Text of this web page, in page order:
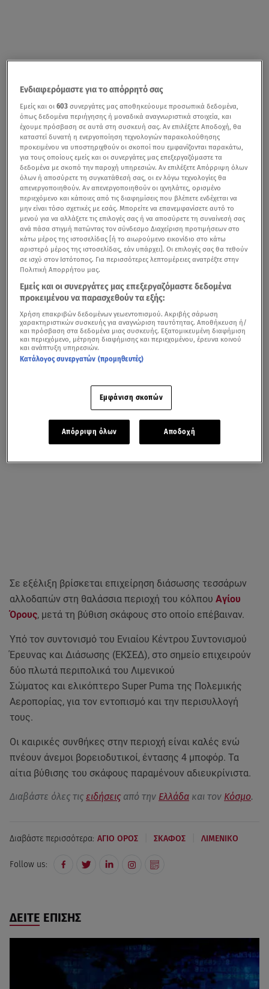
Σε εξέλιξη βρίσκεται επιχείρηση διάσωσης τεσσάρων
αλλοδαπών στη θαλάσσια περιοχή του κόλπου Αγίου
Όρους, μετά τη βύθιση σκάφους στο οποίο επέβαιναν.
Υπό τον συντονισμό του Ενιαίου Κέντρου Συντονισμού
Έρευνας και Διάσωσης (ΕΚΣΕΔ), στο σημείο επιχειρούν
δύο πλωτά περιπολικά του Λιμενικού
Σώματος και ελικόπτερο Super Puma της Πολεμικής
Αεροπορίας, για τον εντοπισμό και την περισυλλογή
τους.
Οι καιρικές συνθήκες στην περιοχή είναι καλές ενώ
πνέουν άνεμοι βορειοδυτικοί, έντασης 4 μποφόρ. Τα
αίτια βύθισης του σκάφους παραμένουν αδιευκρίνιστα.
Διαβάστε όλες τις ειδήσεις από την Ελλάδα και τον Κόσμο.
Διαβάστε περισσότερα: ΑΓΙΟ ΟΡΟΣ ΣΚΑΦΟΣ ΛΙΜΕΝΙΚΟ
Follow us:
ΔΕΙΤΕ ΕΠΙΣΗΣ
Ενδιαφερόμαστε για το απόρρητό σας
Εμείς και οι603 συνεργάτες μας αποθηκεύουμε προσωπικά δεδομένα,
όπως δεδομένα περιήγησης ή μοναδικά αναγνωριστικά στοιχεία, και
έχουμε πρόσβαση σε αυτά στη συσκευή σας. Αν επιλέξετε Αποδοχή, θα
καταστεί δυνατή η ενεργοποίηση τεχνολογιών παρακολούθησης
προκειμένου να υποστηριχθούν οι σκοποί που εμφανίζονται παρακάτω,
για τους οποίους εμείς και οι συνεργάτες μας επεξεργαζόμαστε τα
δεδομένα με σκοπό την παροχή υπηρεσιών. Αν επιλέξετε Απόρριψη όλων
όλων ή αποσύρετε τη συγκατάθεσή σας, οι εν λόγω τεχνολογίες θα
απενεργοποιηθούν. Αν απενεργοποιηθούν οι ιχνηλάτες, ορισμένο
περιεχόμενο και κάποιες από τις διαφημίσεις που βλέπετε ενδέχεται να
μην είναι τόσο σχετικές με εσάς. Μπορείτε να επανεμφανίσετε αυτό το
μενού για να αλλάξετε τις επιλογές σας ή να αποσύρετε τη συναίνεσή σας
ανά πάσα στιγμή πατώντας τον σύνδεσμο Διαχείριση προτιμήσεων στο
κάτω μέρος της ιστοσελίδας [ή το αιωρούμενο εικονίδιο στο κάτω
αριστερό μέρος της ιστοσελίδας, εάν υπάρχει]. Οι επιλογές σας θα τεθούν
σε ισχύ στον Ιστότοπος. Για περισσότερες λεπτομέρειες ανατρέξτε στην
Πολιτική Απορρήτου μας.
Εμείς και οι συνεργάτες μας επεξεργαζόμαστε δεδομένα
προκειμένου να παρασχεθούν τα εξής:
Χρήση επακριβών δεδομένων γεωεντοπισμού. Ακριβής σάρωση
χαρακτηριστικών συσκευής για αναγνώριση ταυτότητας. Αποθήκευση ή/
και πρόσβαση στα δεδομένα μιας συσκευής. Εξατομικευμένη διαφήμιση
και περιεχόμενο, μέτρηση διαφήμισης και περιεχομένου, έρευνα κοινού
και ανάπτυξη υπηρεσιών.
Κατάλογος συνεργατών (προμηθευτές)
Εμφάνιση σκοπών
Απόρριψη όλων Αποδοχή